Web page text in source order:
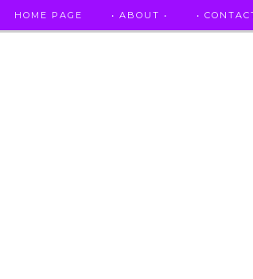
HOME PAGE • ABOUT • •